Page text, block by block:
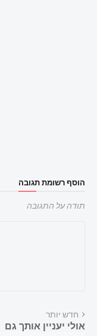
הוסף רשומת תגובה
תודה על התגובה
חדש יותר
אולי יעניין אותך גם